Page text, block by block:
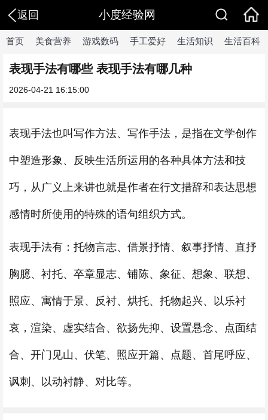
返回 小度经验网
首页 美食营养 游戏数码 手工爱好 生活知识 生活百科
表现手法有哪些 表现手法有哪几种
2026-04-21 16:15:00
表现手法也叫写作方法、写作手法，是指在文学创作
中塑造形象、反映生活所运用的各种具体方法和技
巧，从广义上来讲也就是作者在行文措辞和表达思想
感情时所使用的特殊的语句组织方式。
表现手法有：托物言志、借景抒情、叙事抒情、直抒
胸臆、衬托、卒章显志、铺陈、象征、想象、联想、
照应、寓情于景、反衬、烘托、托物起兴、以乐衬
哀，渲染、虚实结合、欲扬先抑、设置悬念、点面结
合、开门见山、伏笔、照应开篇、点题、首尾呼应、
讽刺、以动衬静、对比等。